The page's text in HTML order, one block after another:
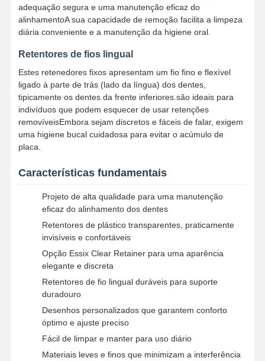
Somos
adequação segura e uma manutenção eficaz do
alinhamentoA sua capacidade de remoção facilita a limpeza
diária conveniente e a manutenção da higiene oral.
Retentores de fios lingual
Estes retenedores fixos apresentam um fio fino e flexível
ligado à parte de trás (lado da língua) dos dentes,
tipicamente os dentes da frente inferiores.são ideais para
indivíduos que podem esquecer de usar retenções
removíveisEmbora sejam discretos e fáceis de falar, exigem
uma higiene bucal cuidadosa para evitar o acúmulo de
placa.
Características fundamentais
Projeto de alta qualidade para uma manutenção
eficaz do alinhamento dos dentes
Retentores de plástico transparentes, praticamente
invisíveis e confortáveis
Opção Essix Clear Retainer para uma aparência
elegante e discreta
Retentores de fio lingual duráveis para suporte
duradouro
Desenhos personalizados que garantem conforto
óptimo e ajuste preciso
Fácil de limpar e manter para uso diário
Materiais leves e finos que minimizam a interferência